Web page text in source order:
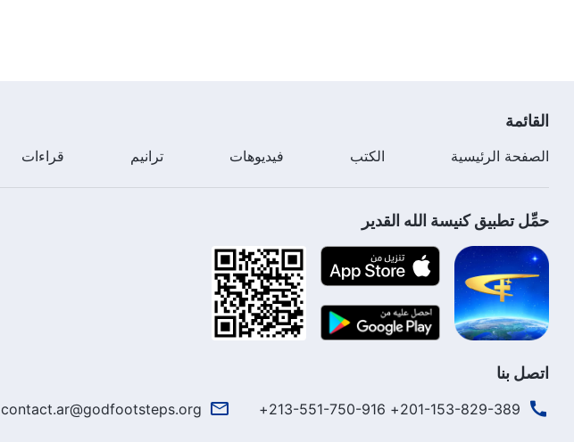
القائمة
الصفحة الرئيسية الكتب فيديوهات ترانيم قراءات
حمِّل تطبيق كنيسة الله القدير
اتصل بنا
201-153-829-389+ 213-551-750-916+
contact.ar@godfootsteps.org